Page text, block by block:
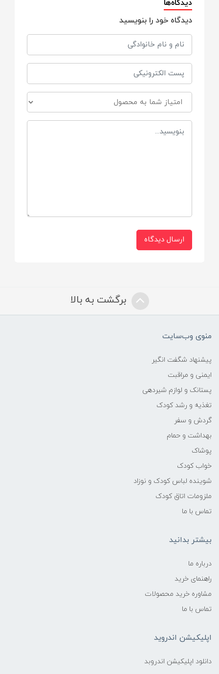
از بدو تولد
دیدگاه‌ها
دیدگاه خود را بنویسید
ارسال دیدگاه
برگشت به بالا
منوی وب‌سایت
پیشنهاد شگفت انگیر
ایمنی و مراقبت
پستانک و لوازم شیردهی
تغذیه و رشد کودک
گردش و سفر
بهداشت و حمام
پوشاک
خواب کودک
شوینده لباس کودک و نوزاد
ملزومات اتاق کودک
تماس با ما
بیشتر بدانید
درباره ما
راهنمای خرید
مشاوره خرید محصولات
تماس با ما
اپلیکیشن اندروید
دانلود اپلیکیشن اندروبد